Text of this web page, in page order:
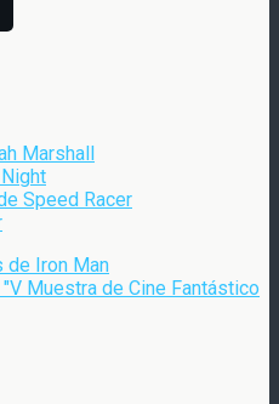
Marshall
Speed Racer
de Iron Man
Muestra de Cine Fantástico